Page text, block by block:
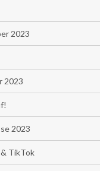
2023
2023
2023
TikTok